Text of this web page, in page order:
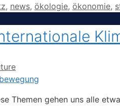
, news, ökologie, ökonomie,
Themen gehen uns alle